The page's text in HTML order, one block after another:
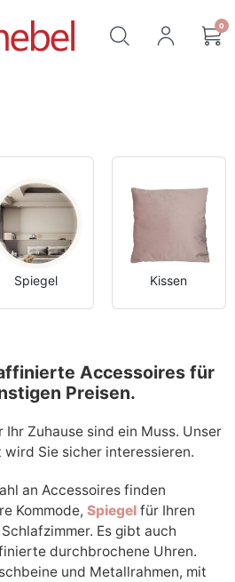
0
Spiegel Kissen
Accessoires für
Preisen.
Zuhause sind ein Muss. Unser
Sie sicher interessieren.
an Accessoires finden
Kommode, Spiegel für Ihren
Es gibt auch
durchbrochene Uhren.
und Metallrahmen, mit